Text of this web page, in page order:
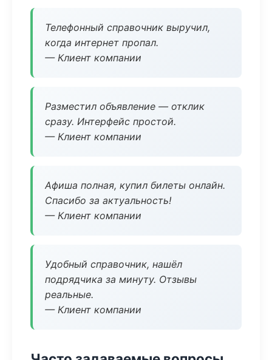
Телефонный справочник выручил,
когда интернет пропал.
— Клиент компании
Разместил объявление — отклик
сразу. Интерфейс простой.
— Клиент компании
Афиша полная, купил билеты онлайн.
Спасибо за актуальность!
— Клиент компании
Удобный справочник, нашёл
подрядчика за минуту. Отзывы
реальные.
— Клиент компании